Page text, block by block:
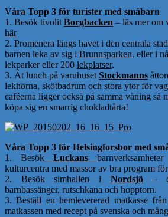
Våra Topp 3 för turister med småbarn
1. Besök tivolitBorgbacken – läs mer om
här
2. Promenera längs havet i den centrala
barnen leka av sig i Brunnsparken, eller i
lekparker eller 200 lekplatser.
3. Ät lunch på varuhusetStockmanns
lekhörna, skötbadrum och stora ytor för
caféerna ligger också på samma våning så
köpa sig en smarrig chokladtårta!
Våra Topp 3 för Helsingforsbor med
1. BesökLuckans
kulturcentra med massor av bra program
2. Besök simhallen i Nordsjö–
barnbassänger, rutschkana och hopptorn.
3. Beställ en hemlevererad matkasse
matkassen med recept på svenska och